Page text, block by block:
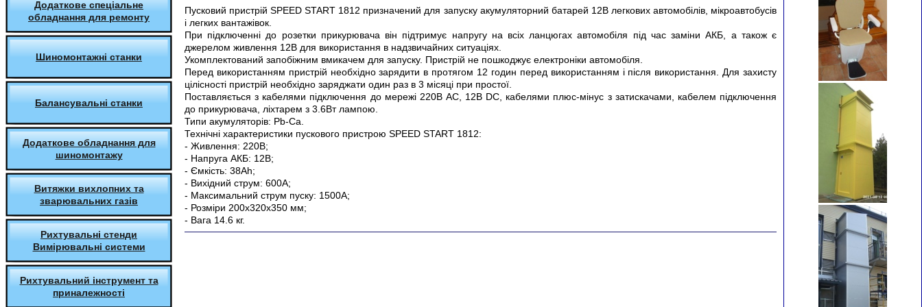
Додаткове спеціальне
обладнання для ремонту
Шиномонтажні станки
Балансувальні станки
Додаткове обладнання для
шиномонтажу
Витяжки вихлопних та
зварювальних газів
Рихтувальні стенди
Вимірювальні системи
Рихтувальний інструмент та
приналежності
Пусковий пристрій SPEED START 1812 призначений для запуску акумуляторний батарей 12В легкових автомобілів, мікроавтобусів
і легких вантажівок.
При підключенні до розетки прикурювача він підтримує напругу на всіх ланцюгах автомобіля під час заміни АКБ, а також є
джерелом живлення 12В для використання в надзвичайних ситуаціях.
Укомплектований запобіжним вмикачем для запуску. Пристрій не пошкоджує електроніки автомобіля.
Перед використанням пристрій необхідно зарядити в протягом 12 годин перед використанням і після використання. Для захисту
цілісності пристрій необхідно заряджати один раз в 3 місяці при простої.
Поставляється з кабелями підключення до мережі 220В AC, 12В DC, кабелями плюс-мінус з затискачами, кабелем підключення
до прикурювача, ліхтарем з 3.6Вт лампою.
Типи акумуляторів: Pb-Ca.
Технічні характеристики пускового пристрою SPEED START 1812:
- Живлення: 220В;
- Напруга АКБ: 12В;
- Ємкість: 38Ah;
- Вихідний струм: 600А;
- Максимальний струм пуску: 1500А;
- Розміри 200х320х350 мм;
- Вага 14.6 кг.